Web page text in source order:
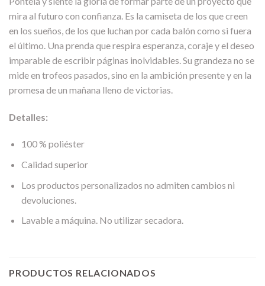
mira al futuro con confianza. Es la camiseta de los que creen
en los sueños, de los que luchan por cada balón como si fuera
el último. Una prenda que respira esperanza, coraje y el deseo
imparable de escribir páginas inolvidables. Su grandeza no se
mide en trofeos pasados, sino en la ambición presente y en la
promesa de un mañana lleno de victorias.
Detalles:
100 % poliéster
Calidad superior
Los productos personalizados no admiten cambios ni
devoluciones.
Lavable a máquina. No utilizar secadora.
PRODUCTOS RELACIONADOS